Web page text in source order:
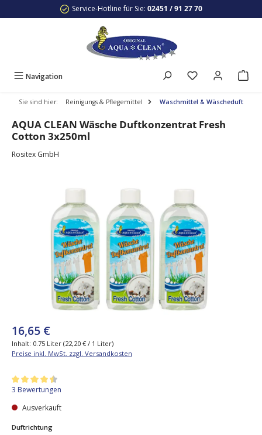
Zum Hauptinhalt springenService-Hotline für Sie: 02451 / 91 27 70
Navigation Du hast 0
Sie sind hier: Reinigungs & Pflegemittel Waschmittel & Wäscheduft
AQUA CLEAN Wäsche Duftkonzentrat Fresh
Cotton 3x250ml
Rositex GmbH
Bildergalerie überspringen
16,65 €
Inhalt: 0.75 Liter (22,20 € / 1 Liter)
Preise inkl. MwSt. zzgl. Versandkosten
Durchschnittliche Bewertung von 4.5 von 5 Sternen
3 Bewertungen
Ausverkauft
Duftrichtungauswählen